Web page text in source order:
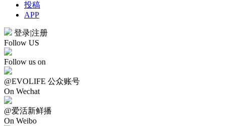
投稿
APP
登录|注册
Follow US
Follow us on
@EVOLIFE 公众账号
On Wechat
@爱活新鲜播
On Weibo